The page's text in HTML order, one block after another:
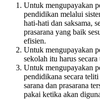
Untuk mengupayakan
pendidikan melalui
hati-hati dan saksama,
prasarana yang baik
efisien.
Untuk mengupayakan
sekolah itu harus
Untuk mengupayakan
pendidikana secara
sarana dan prasarana
pakai ketika akan